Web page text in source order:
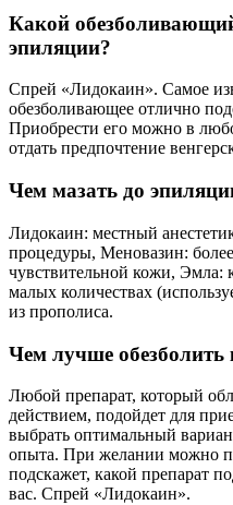
Какой
эпиляции?
Спрей «Лидокаин». Самое
обезболивающее отлично
Приобрести его можно в
отдать предпочтение
Чем мазать до
Лидокаин: местный
процедуры, Меновазин:
чувствительной кожи, Эмла:
малых количествах
из прополиса.
Чем лучше обезболить
Любой препарат, который
действием, подойдет для
выбрать оптимальный
опыта. При желании можно
подскажет, какой препарат
вас. Спрей «Лидокаин».